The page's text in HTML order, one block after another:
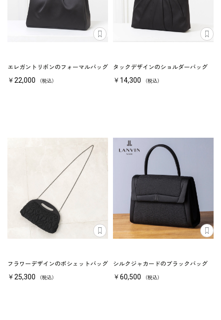
エレガントリボンのフォーマルバッグ
￥22,000 （税込）
タックデザインのショルダーバッグ
￥14,300 （税込）
フラワーデザインのポシェットバッグ
￥25,300 （税込）
シルクジャカードのブラックバッグ
￥60,500 （税込）